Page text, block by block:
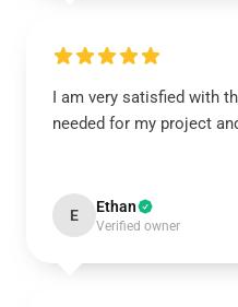
I am very satisfied with
needed for my project
E Ethan
Verified owner